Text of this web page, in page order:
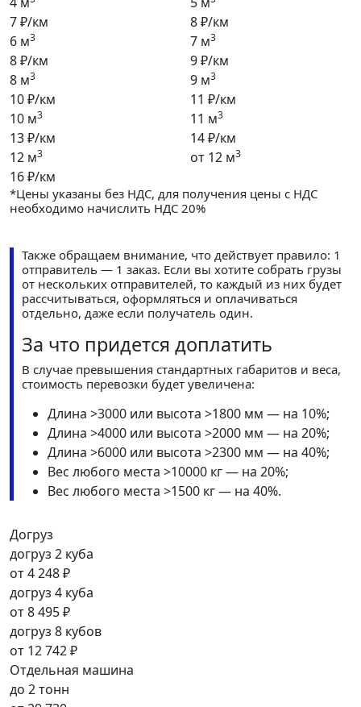
7 ₽/км
8 ₽/км
6 м3
8 ₽/км
7 м3
9 ₽/км
8 м3
10 ₽/км
9 м3
11 ₽/км
10 м3
13 ₽/км
11 м3
14 ₽/км
12 м3
16 ₽/км
от 12 м3
*Цены указаны без НДС, для получения цены с НДС
необходимо начислить НДС 20%
Также обращаем внимание, что действует правило: 1
отправитель — 1 заказ. Если вы хотите собрать грузы
от нескольких отправителей, то каждый из них будет
рассчитываться, оформляться и оплачиваться
отдельно, даже если получатель один.
За что придется доплатить
В случае превышения стандартных габаритов и веса,
стоимость перевозки будет увеличена:
Длина >3000 или высота >1800 мм — на 10%;
Длина >4000 или высота >2000 мм — на 20%;
Длина >6000 или высота >2300 мм — на 40%;
Вес любого места >10000 кг — на 20%;
Вес любого места >1500 кг — на 40%.
Догруз
догруз 2 куба
от4 248 ₽
догруз 4 куба
от8 495 ₽
догруз 8 кубов
от 12 742 ₽
Отдельная машина
до 2 тонн